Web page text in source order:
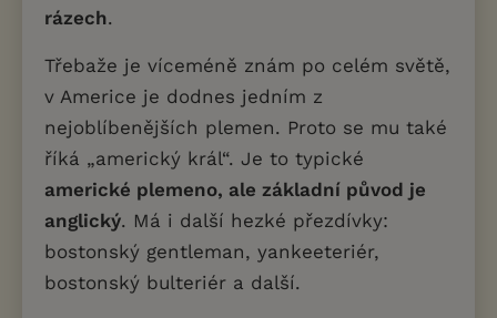
rázech.
Třebaže je víceméně znám po celém světě,
v Americe je dodnes jedním z
nejoblíbenějších plemen. Proto se mu také
říká „americký král“. Je to typické
americké plemeno, ale základní původ je
anglický. Má i další hezké přezdívky:
bostonský gentleman, yankeeteriér,
bostonský bulteriér a další.